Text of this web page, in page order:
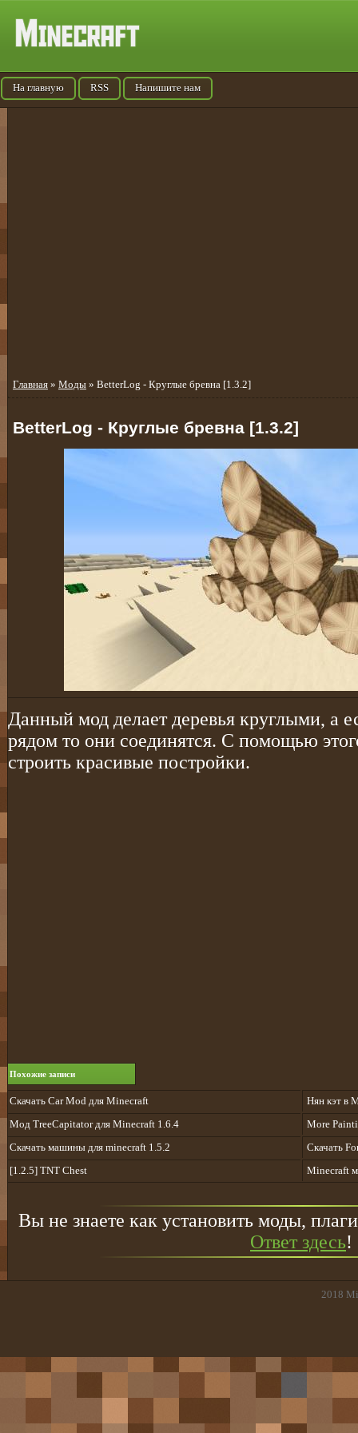
На главную RSS Напишите нам
Главная » Моды » BetterLog - Круглые бревна [1.3.2]
BetterLog - Круглые бревна [1.3.2]
Данный мод делает деревья круглыми, а
рядом то они соединятся. С помощью
строить красивые постройки.
Похожие записи
Скачать Car Mod для Minecraft
Нян кэт в
Мод TreeCapitator для Minecraft 1.6.4
More
Cкачать машины для minecraft 1.5.2
Скачать
[1.2.5] TNT Chest
Minecraft
Вы не знаете как установить моды,
Ответ здесь!
2018